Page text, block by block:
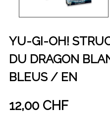
YU-GI-OH!
DU DRAGON
BLEUS / EN
12,00 CHF